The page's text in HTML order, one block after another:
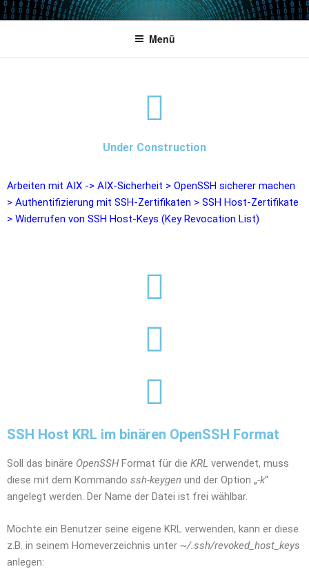
POWERCAMPUS 01
Home of the LPAR-Tool
Menü
Under Construction
Arbeiten mit AIX -> AIX-Sicherheit > OpenSSH sicherer machen
> Authentifizierung mit SSH-Zertifikaten > SSH Host-Zertifikate
> Widerrufen von SSH Host-Keys (Key Revocation List)
SSH Host KRL im binären OpenSSH Format
Soll das binäre OpenSSH Format für die KRL verwendet, muss
diese mit dem Kommando ssh-keygen und der Option „-k“
angelegt werden. Der Name der Datei ist frei wählbar.
Möchte ein Benutzer seine eigene KRL verwenden, kann er diese
z.B. in seinem Homeverzeichnis unter ~/.ssh/revoked_host_keys
anlegen: